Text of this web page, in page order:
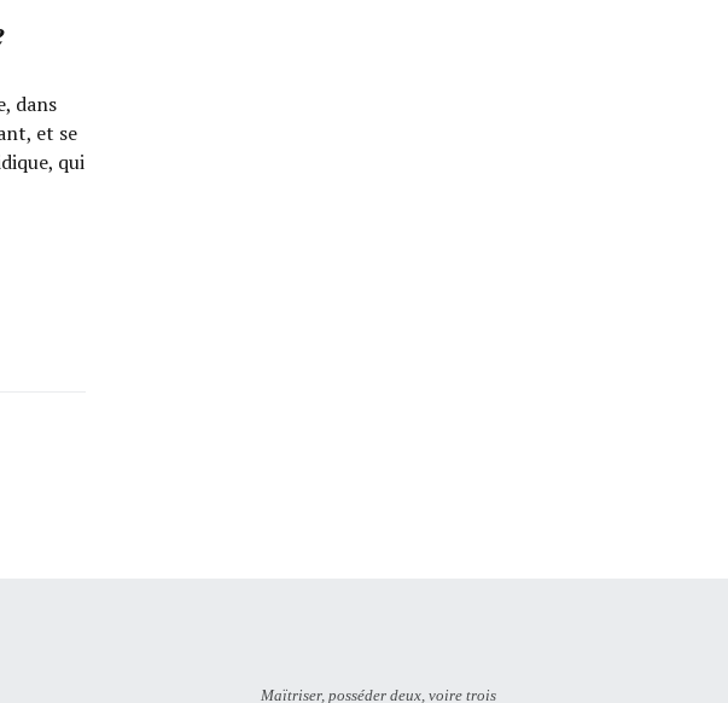
dans
et se
qui
Maïtriser, posséder deux, voire trois